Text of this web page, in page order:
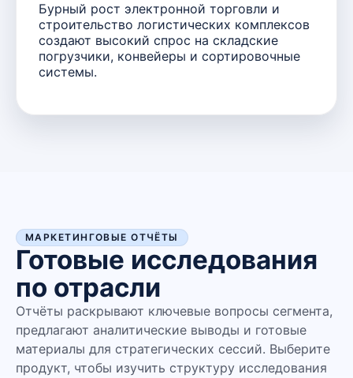
Бурный рост электронной торговли и
строительство логистических комплексов
создают высокий спрос на складские
погрузчики, конвейеры и сортировочные
системы.
МАРКЕТИНГОВЫЕ ОТЧЁТЫ
Готовые исследования
по отрасли
Отчёты раскрывают ключевые вопросы сегмента,
предлагают аналитические выводы и готовые
материалы для стратегических сессий. Выберите
продукт, чтобы изучить структуру исследования